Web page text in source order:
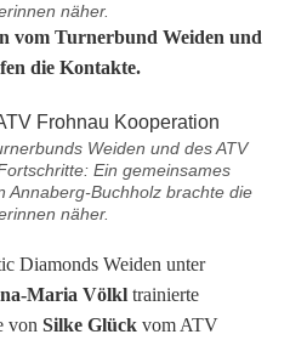
näher.
vom Turnerbund Weiden und
die Kontakte.
Weiden und des ATV
Ein gemeinsames
Annaberg-Buchholz brachte die
näher.
Diamonds Weiden unter
Maria Völkl trainierte
von Silke Glück vom ATV